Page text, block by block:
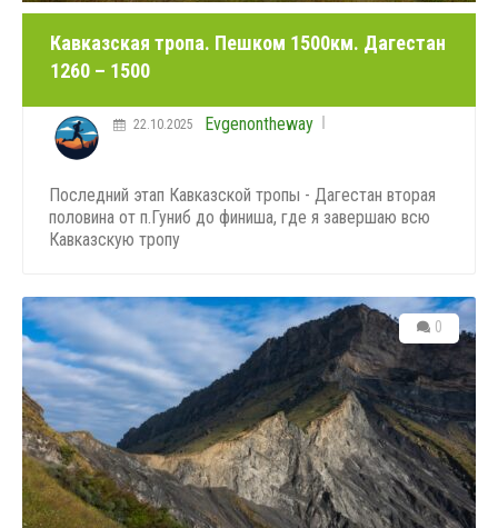
Кавказская тропа. Пешком 1500км. Дагестан
1260 – 1500
Evgenontheway
22.10.2025
Последний этап Кавказской тропы - Дагестан вторая
половина от п.Гуниб до финиша, где я завершаю всю
Кавказскую тропу
0